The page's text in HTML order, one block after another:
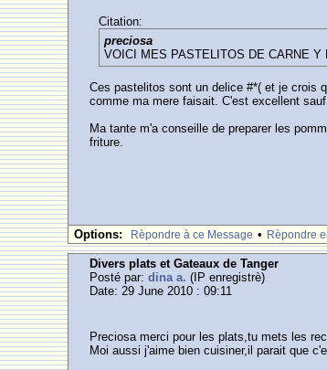
Citation:
preciosa
VOICI MES PASTELITOS DE CARNE Y
Ces pastelitos sont un delice #*( et je crois
comme ma mere faisait. C'est excellent
Ma tante m'a conseille de preparer les
friture.
Options: Rèpondre à ce Message • Rèpondre
Divers plats et Gateaux de Tanger
Posté par:dina a. (IP enregistrè)
Date: 29 June 2010 : 09:11
Preciosa merci pour les plats,tu mets les
Moi aussi j'aime bien cuisiner,il parait que